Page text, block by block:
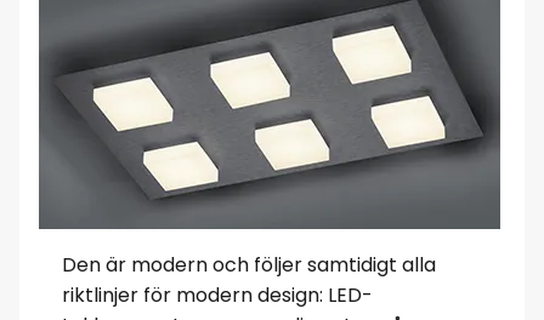
Den är modern och följer samtidigt alla
riktlinjer för modern design: LED-